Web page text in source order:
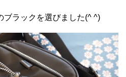
ブラックを選びました(^ ^)